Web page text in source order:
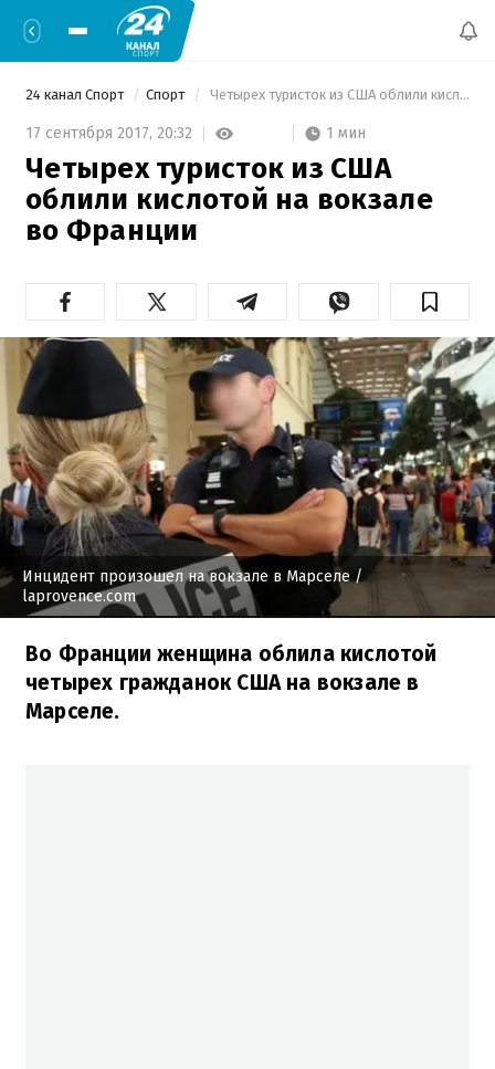
24 канал Спорт Спорт Четырех туристок из США облили кислотой на вокзале во Франции
17 сентября 2017, 20:32 1 мин
Четырех туристок из США
облили кислотой на вокзале
во Франции
Инцидент произошел на вокзале в Марселе/
laprovence.com
Во Франции женщина облила кислотой
четырех гражданок США на вокзале в
Марселе.